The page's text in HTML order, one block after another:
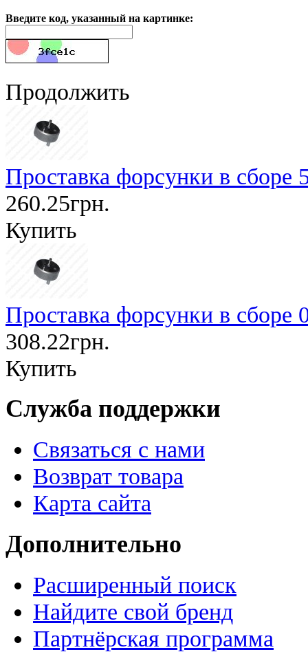
Введите код, указанный на картинке:
Продолжить
Проставка форсунки в сборе
260.25грн.
Купить
Проставка форсунки в сборе
308.22грн.
Купить
Служба поддержки
Связаться с нами
Возврат товара
Карта сайта
Дополнительно
Расширенный поиск
Найдите свой бренд
Партнёрская программа